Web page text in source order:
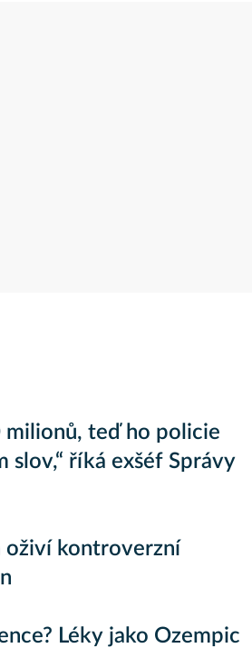
teď ho policie
slov,“ říká exšéf Správy
oživí kontroverzní
Léky jako Ozempic